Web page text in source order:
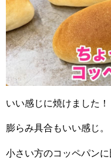
いい感じに焼けました！
膨らみ具合もいい感じ。
小さい方のコッペパン